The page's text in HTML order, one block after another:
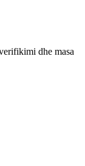
dhe masa